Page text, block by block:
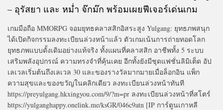
– อุรัสยา และ หม่ำ จ๊กม๊ก พร้อมเผยฟีเจอร์เด่นเกม
เกมมือถือ MMORPG จอมยุทธคลาสสิกอิสระสูง Yulgang: ยุทธภพสนุก
ได้เปิดกิจกรรมลงทะเบียนล่วงหน้าแล้ว ตัวเกมเน้นการถ่ายทอดโลก
ยุทธภพแบบดั้งเดิมอย่างแท้จริง ทั้งแผนที่คลาสสิก อาชีพทั้ง 5 ระบบ
เสริมพลังอุปกรณ์ ความทรงจำที่คุ้นเคย อีกทั้งยังมีชุดแฟชั่นลิมิเต็ด อัป
เลเวลเริ่มต้นถึงเลเวล 30 และของรางวัลมากมายเมื่อล็อกอิน แพ็ก
ความสุขและของขวัญในคลิกเดียว ลงทะเบียนล่วงหน้าทันที
https://preyulgang.hkxingyou.com/9/?m=pr ลงทะเบียนล่วงหน้าที่สโตร์
https://yulganghappy.onelink.me/ksGR/046c9atn [IP การ์ตูนเกาหลี